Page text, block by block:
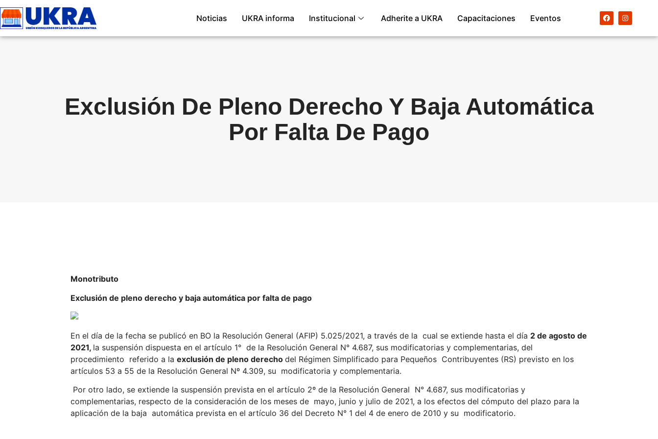
Noticias UKRA informa Institucional Adherite a UKRA Capacitaciones Eventos
Exclusión De Pleno Derecho Y Baja Automática
Por Falta De Pago
Monotributo
Exclusión de pleno derecho y baja automática por falta de pago
En el día de la fecha se publicó en BO la Resolución General (AFIP) 5.025/2021, a través de la cual se extiende hasta el día 2 de agosto de
2021, la suspensión dispuesta en el artículo 1° de la Resolución General N° 4.687, sus modificatorias y complementarias, del
procedimiento referido a laexclusión de pleno derechodel Régimen Simplificado para Pequeños Contribuyentes (RS) previsto en los
artículos 53 a 55 de la Resolución General Nº 4.309, su modificatoria y complementaria.
Por otro lado, se extiende la suspensión prevista en el artículo 2º de la Resolución General N° 4.687, sus modificatorias y
complementarias, respecto de la consideración de los meses de mayo, junio y julio de 2021, a los efectos del cómputo del plazo para la
aplicación de la baja automática prevista en el artículo 36 del Decreto N° 1 del 4 de enero de 2010 y su modificatorio.